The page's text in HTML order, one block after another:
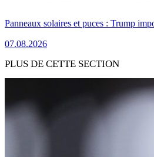
Panneaux solaires et puces : Trump
07.08.2026
PLUS DE CETTE SECTION